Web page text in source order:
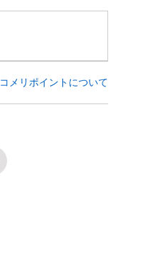
コメリポイントについて